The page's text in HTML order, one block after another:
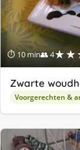
⏱ 10 min👥 4
Zwarte
Voorgerechten &